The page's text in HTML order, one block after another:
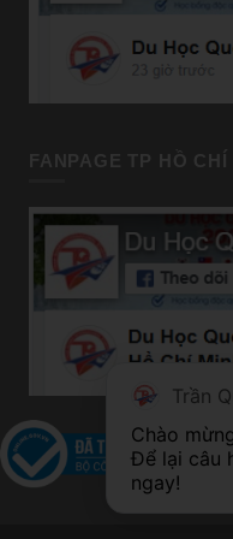
FANPAGE TP HỒ CHÍ
Trần
Chào
Để lại câu
ngay!